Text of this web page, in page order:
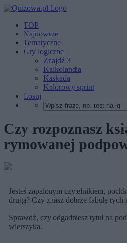
TOP
Najnowsze
Tematyczne
Gry logiczne
Znajdź 3
Kulkolandia
Kaskada
Kolorowy sprint
Losuj
Czy rozpoznasz
rymowanej
Jesteś zapalonym czytelnikiem,
drugą? Czy znasz dobrze fabułę
Sprawdź, czy odgadniesz tytuł na
wierszyka.